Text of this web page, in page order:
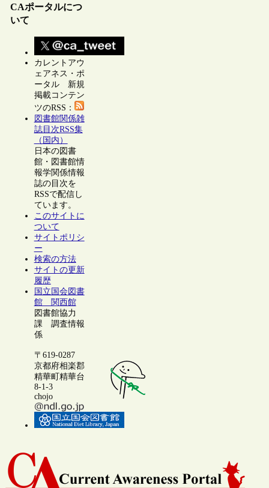
CAポータルにつ
いて
カレントアウ
ェアネス・ポ
ータル 新規
掲載コンテン
ツのRSS：
図書館関係雑
誌目次RSS集
（国内）
日本の図書
館・図書館情
報学関係情報
誌の目次を
RSSで配信し
ています。
このサイトに
ついて
サイトポリシ
ー
検索の方法
サイトの更新
履歴
国立国会図書
館 関西館
図書館協力
課 調査情報
係
〒619-0287
京都府相楽郡
精華町精華台
8-1-3
chojo